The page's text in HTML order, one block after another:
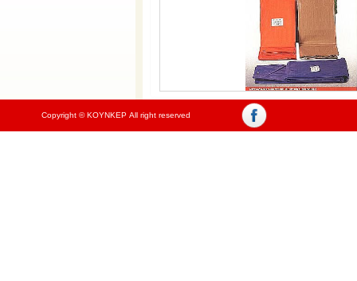
Copyright © ΚΟΥΝΚΕΡ All right reserved